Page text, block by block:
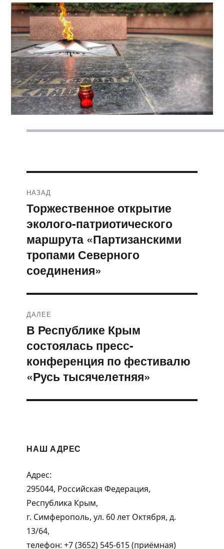
по
записям
НАЗАД
Предыдущая
запись:
Торжественное открытие
эколого-патриотического
маршрута «Партизанскими
тропами Северного
соединения»
ДАЛЕЕ
Следующая
запись:
В Республике Крым
состоялась пресс-
конференция по фестивалю
«Русь тысячелетняя»
НАШ АДРЕС
Адрес:
295044, Российская Федерация,
Республика Крым,
г. Симферополь, ул. 60 лет Октября, д.
13/64,
телефон: +7 (3652) 545-615 (приёмная)